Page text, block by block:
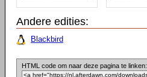
Andere edities:
Blackbird
HTML code om naar deze pagina te linken: